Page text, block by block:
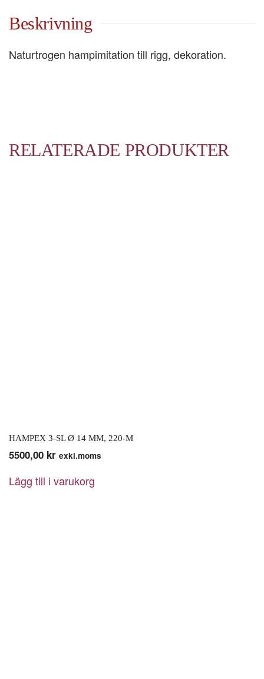
MM,
220-
mängd
Beskrivning
Naturtrogen hampimitation till rigg, dekoration.
RELATERADE PRODUKTER
HAMPEX 3-SL Ø 14 MM, 220-M
5500,00 kr exkl.moms
Lägg till i varukorg